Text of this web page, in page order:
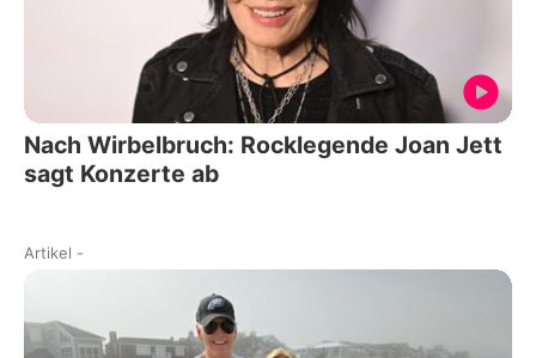
Nach Wirbelbruch: Rocklegende Joan Jett
sagt Konzerte ab
Artikel -